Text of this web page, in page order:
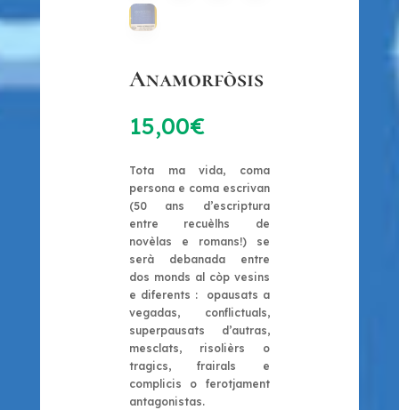
Anamorfòsis
15,00€
Tota ma vida, coma
persona e coma escrivan
(50 ans d’escriptura
entre recuèlhs de
novèlas e romans!) se
serà debanada entre
dos monds al còp vesins
e diferents : opausats a
vegadas, conflictuals,
superpausats d’autras,
mesclats, risolièrs o
tragics, frairals e
complicis o ferotjament
antagonistas.